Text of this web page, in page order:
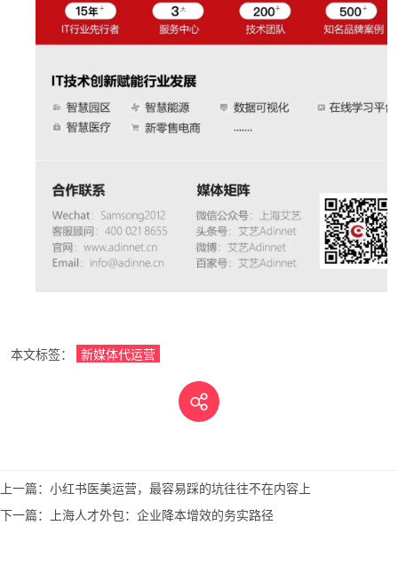
本文标签： 新媒体代运营
上一篇： 小红书医美运营，最容易踩的坑往往不在内容上
下一篇： 上海人才外包：企业降本增效的务实路径